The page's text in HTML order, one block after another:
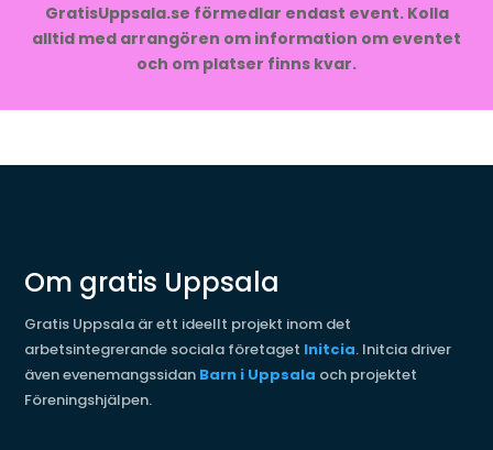
GratisUppsala.se förmedlar endast event. Kolla
alltid med arrangören om information om eventet
och om platser finns kvar.
Om gratis Uppsala
Gratis Uppsala är ett ideellt projekt inom det
arbetsintegrerande sociala företaget Initcia. Initcia driver
även evenemangssidan Barn i Uppsala och projektet
Föreningshjälpen.